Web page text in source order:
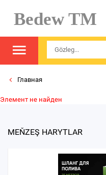
Bedew TM
Главная
Элемент не найден
MEŇZEŞ HARYTLAR